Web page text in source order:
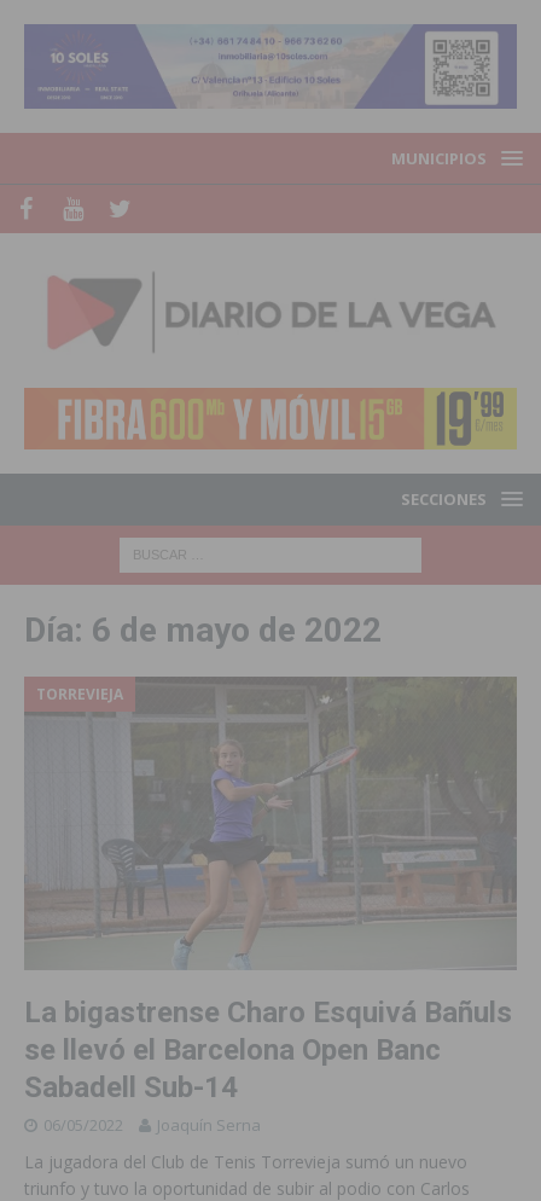
MUNICIPIOS
SECCIONES
Día: 6 de mayo de 2022
TORREVIEJA
La bigastrense Charo Esquivá Bañuls
se llevó el Barcelona Open Banc
Sabadell Sub-14
06/05/2022 Joaquín Serna
La jugadora del Club de Tenis Torrevieja sumó un nuevo
triunfo y tuvo la oportunidad de subir al podio con Carlos